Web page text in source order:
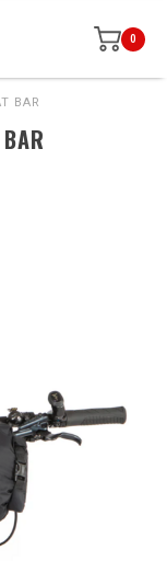
0
BAR